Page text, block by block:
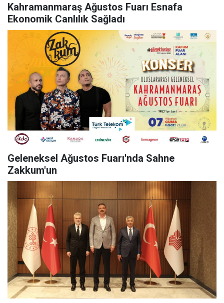
Kahramanmaraş Ağustos Fuarı Esnafa
Ekonomik Canlılık Sağladı
Geleneksel Ağustos Fuarı'nda Sahne
Zakkum'un